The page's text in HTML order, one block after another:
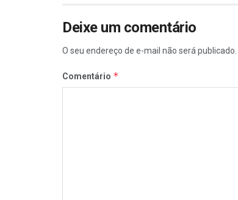
Deixe um comentário
O seu endereço de e-mail não será publicado.
Comentário *